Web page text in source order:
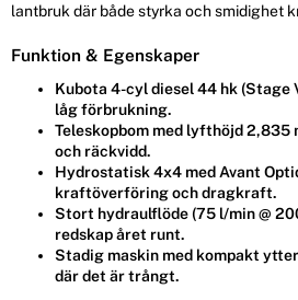
lantbruk där både styrka och smidighet
Funktion & Egenskaper
Kubota 4-cyl diesel 44 hk
låg förbrukning.
Teleskopbom med lyfthöjd 2,835
och räckvidd.
Hydrostatisk 4x4 med Avant
kraftöverföring och dragkraft.
Stort hydraulflöde (75 l/min @
redskap året runt.
Stadig maskin med kompakt
där det är trångt.